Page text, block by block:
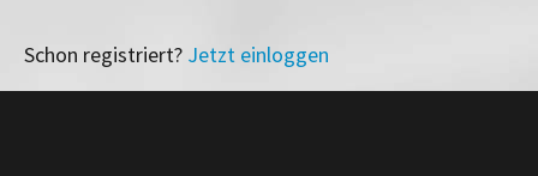
Schon registriert? Jetzt einloggen